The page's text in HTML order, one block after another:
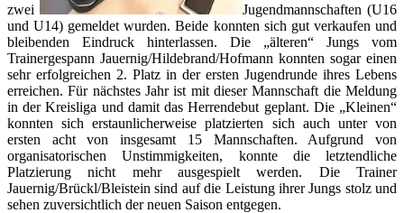
zwei
Jugendmannschaften (U16
und U14) gemeldet wurden. Beide konnten sich gut verkaufen und
bleibenden Eindruck hinterlassen. Die „älteren“ Jungs vom
Trainergespann Jauernig/Hildebrand/Hofmann konnten sogar einen
sehr erfolgreichen 2. Platz in der ersten Jugendrunde ihres Lebens
erreichen. Für nächstes Jahr ist mit dieser Mannschaft die Meldung
in der Kreisliga und damit das Herrendebut geplant. Die „Kleinen“
konnten sich erstaunlicherweise platzierten sich auch unter von
ersten acht von insgesamt 15 Mannschaften. Aufgrund von
organisatorischen Unstimmigkeiten, konnte die letztendliche
Platzierung nicht mehr ausgespielt werden. Die Trainer
Jauernig/Brückl/Bleistein sind auf die Leistung ihrer Jungs stolz und
sehen zuversichtlich der neuen Saison entgegen.